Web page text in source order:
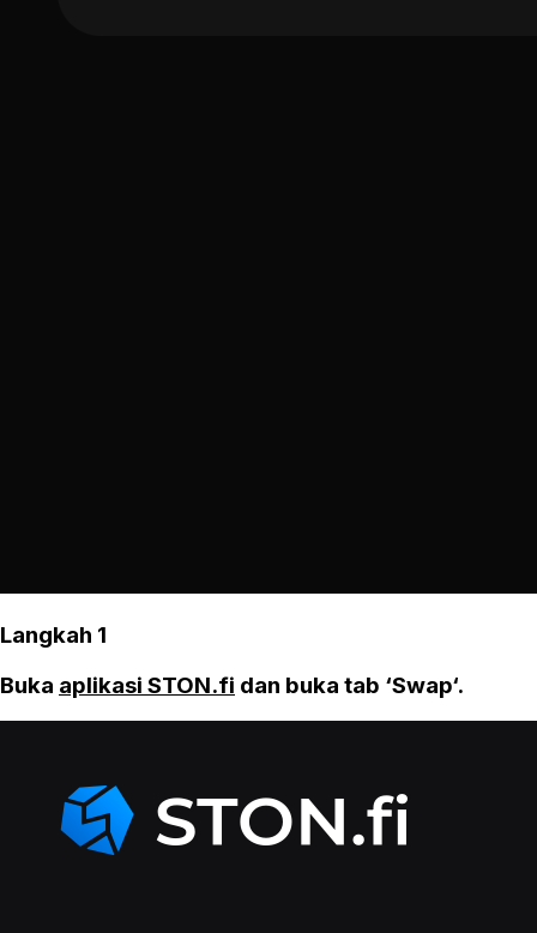
Langkah 1
Buka aplikasi STON.fi dan buka tab ‘Swap‘.